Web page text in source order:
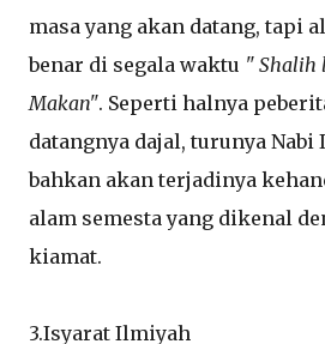
masa yang akan datang, tapi
benar di segala waktu " Shalih
Makan". Seperti halnya
datangnya dajal, turunya Nabi
bahkan akan terjadinya
alam semesta yang dikenal
kiamat.
3.Isyarat Ilmiyah